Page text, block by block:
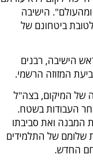
הישיבה
ביטחונם של
הישיבה, רבנים
המזוזה הרשמי.
של המיקום, בצה"ל
העבודות בשטח.
המבנה ואת סביבתו
שלומם של התלמידים
החדש.